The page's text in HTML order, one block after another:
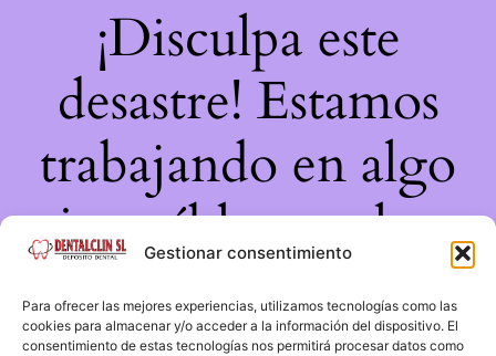
Gestionar consentimiento
Para ofrecer las mejores experiencias, utilizamos tecnologías como las
cookies para almacenar y/o acceder a la información del dispositivo. El
consentimiento de estas tecnologías nos permitirá procesar datos como
¡Disculpa este
desastre! Estamos
trabajando en algo
increíble, ¡vuelve
pronto!